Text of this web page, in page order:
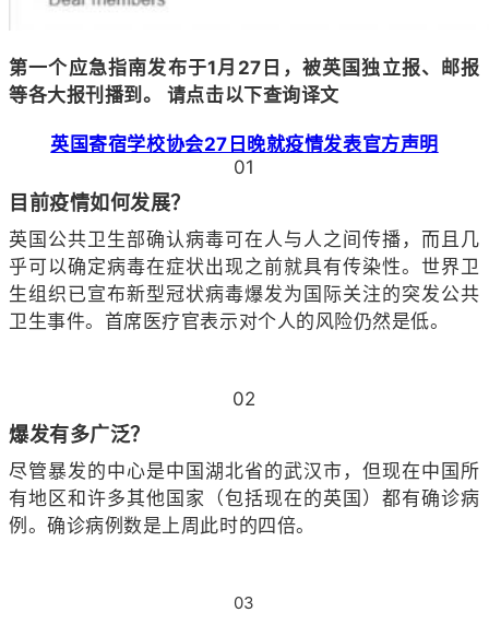
第一个应急指南发布于1月27日，被英国独立报、邮报
等各大报刊播到。
请点击以下查询译文
英国寄宿学校协会27日晚就疫情发表官方声明
01
目前疫情如何发展？
英国公共卫生部确认病毒可在人与人之间传播，而且几
乎可以确定病毒在症状出现之前就具有传染性。世界卫
生组织已宣布新型冠状病毒爆发为国际关注的突发公共
卫生事件。首席医疗官表示对个人的风险仍然是低。
02
爆发有多广泛？
尽管暴发的中心是中国湖北省的武汉市，但现在中国所
有地区和许多其他国家（包括现在的英国）都有确诊病
例。确诊病例数是上周此时的四倍。
03